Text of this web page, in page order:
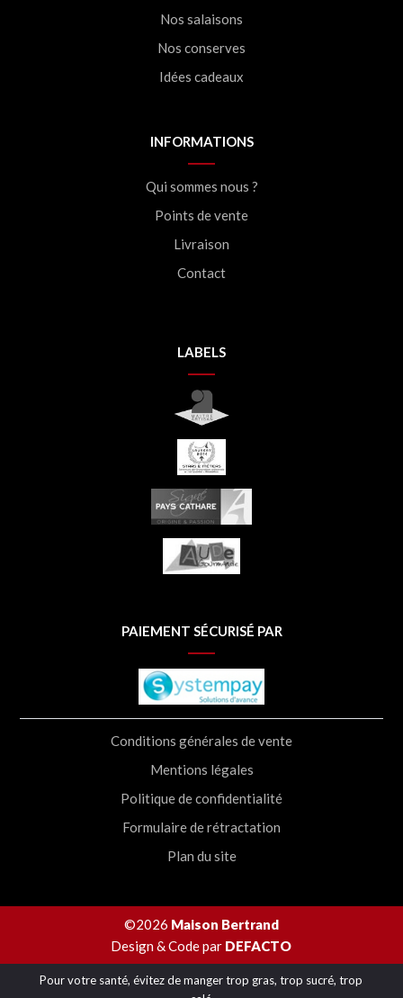
Nos salaisons
Nos conserves
Idées cadeaux
INFORMATIONS
Qui sommes nous ?
Points de vente
Livraison
Contact
LABELS
PAIEMENT SÉCURISÉ PAR
Conditions générales de vente
Mentions légales
Politique de confidentialité
Formulaire de rétractation
Plan du site
©2026 Maison Bertrand
Design & Code par DEFACTO
Pour votre santé, évitez de manger trop gras, trop sucré, trop